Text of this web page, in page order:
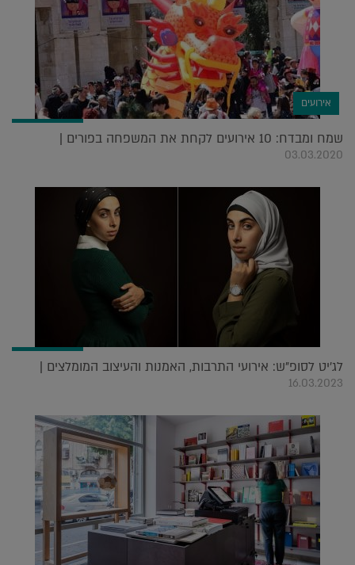
אירועים
שמח ומבדח: 10 אירועים לקחת את המשפחה בפורים |
03.03.2020
לג'יט לסופ"ש: אירועי התרבות, האמנות והעיצוב המומלצים |
16.03.2023